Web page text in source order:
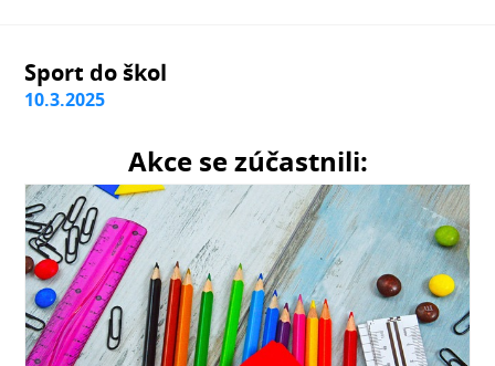
Sport do škol
10.3.2025
Akce se zúčastnili: